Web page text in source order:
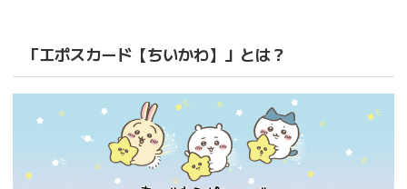
「エポスカード【ちいかわ】」とは？